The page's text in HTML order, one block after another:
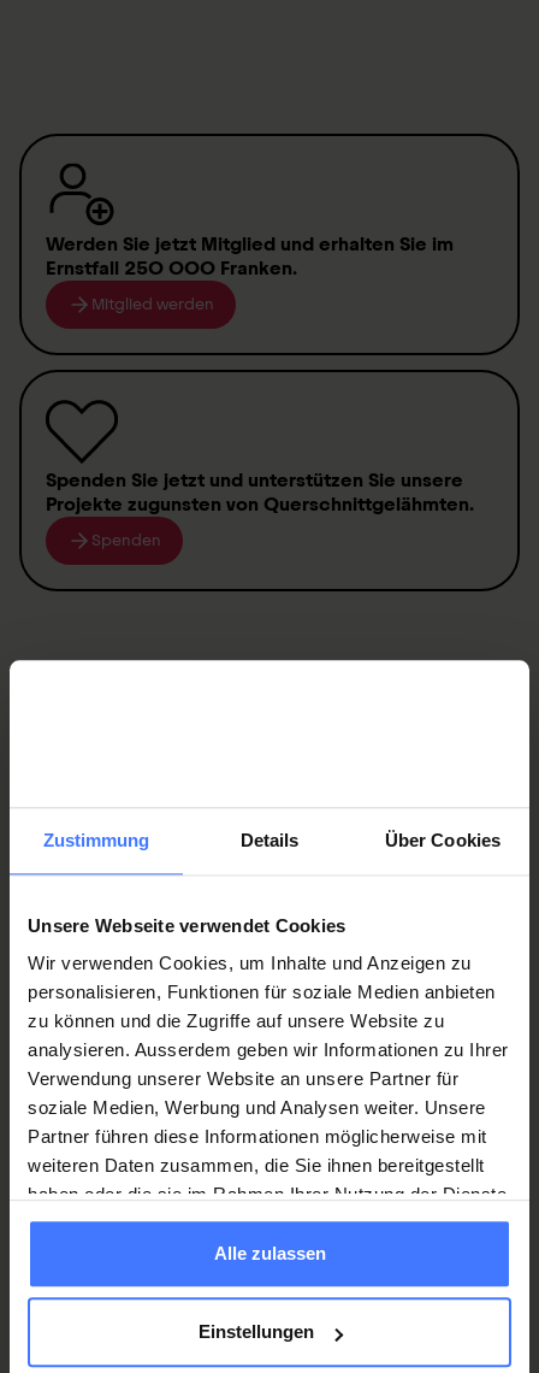
Zustimmung Details Über Cookies
Unsere Webseite verwendet Cookies
Wir verwenden Cookies, um Inhalte und Anzeigen zu
personalisieren, Funktionen für soziale Medien anbieten
zu können und die Zugriffe auf unsere Website zu
analysieren. Ausserdem geben wir Informationen zu Ihrer
Verwendung unserer Website an unsere Partner für
soziale Medien, Werbung und Analysen weiter. Unsere
Partner führen diese Informationen möglicherweise mit
weiteren Daten zusammen, die Sie ihnen bereitgestellt
haben oder die sie im Rahmen Ihrer Nutzung der Dienste
gesammelt haben.
Alle zulassen
Einstellungen
Werden Sie jetzt Mitglied und erhalten Sie im
Ernstfall 250 000 Franken.
Mitglied werden
Spenden Sie jetzt und unterstützen Sie unsere
Projekte zugunsten von Querschnittgelähmten.
Spenden
ParaHelpAG
Guido A. Zäch-Strasse 1
6207 Nottwil
info@parahelp.ch
+41 41 939 60 60
Beratung für Querschnittgelähmte